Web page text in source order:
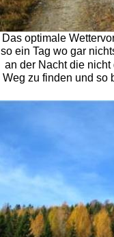
Das optimale
so ein Tag wo gar
an der Nacht die
Weg zu finden und so